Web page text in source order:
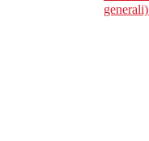
generali)